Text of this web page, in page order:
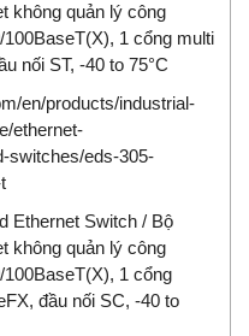
không quản lý công
1 cổng multi
nối ST, -40 to 75°C
en/products/industrial-
ethernet-
switches/eds-305-
Ethernet Switch / Bộ
không quản lý công
1 cổng
đầu nối SC, -40 to